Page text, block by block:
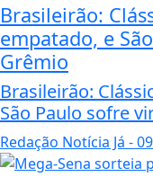
Brasileirão:
empatado, e
Grêmio
Brasileirão:
São Paulo sofre
Redação Notícia Já -